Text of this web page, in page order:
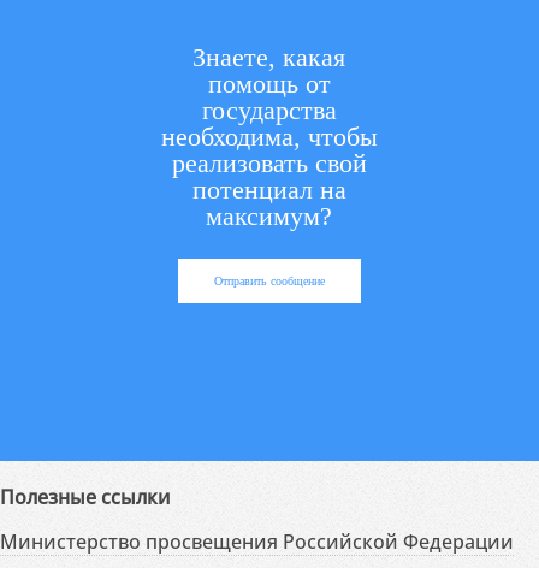
Знаете, какая
помощь от
государства
необходима, чтобы
реализовать свой
потенциал на
максимум?
Отправить сообщение
Полезные ссылки
Министерство просвещения Российской Федерации